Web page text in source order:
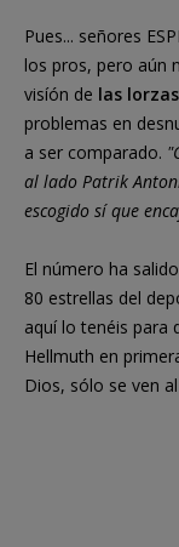
Pues... señores
los pros, pero aún
visíón de las
problemas en
a ser comparado.
al lado Patrik
escogido sí que
El número ha
80 estrellas del
aquí lo tenéis para
Hellmuth en
Dios, sólo se ven